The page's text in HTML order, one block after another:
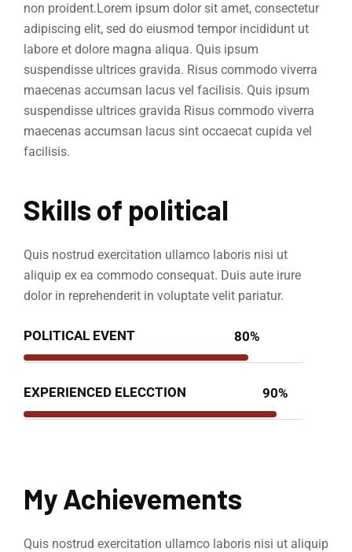
non proident.Lorem ipsum dolor sit amet, consectetur
adipiscing elit, sed do eiusmod tempor incididunt ut
labore et dolore magna aliqua. Quis ipsum
suspendisse ultrices gravida. Risus commodo viverra
maecenas accumsan lacus vel facilisis. Quis ipsum
suspendisse ultrices gravida Risus commodo viverra
maecenas accumsan lacus sint occaecat cupida vel
facilisis.
Skills of political
Quis nostrud exercitation ullamco laboris nisi ut
aliquip ex ea commodo consequat. Duis aute irure
dolor in reprehenderit in voluptate velit pariatur.
POLITICAL EVENT 80%
EXPERIENCED ELECCTION 90%
My Achievements
Quis nostrud exercitation ullamco laboris nisi ut aliquip